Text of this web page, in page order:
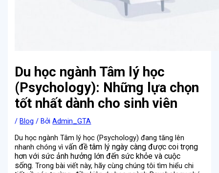
Du học ngành Tâm lý học
(Psychology): Những lựa chọn
tốt nhất dành cho sinh viên
/Blog / BởiAdmin_GTA
Du học ngành Tâm lý học (Psychology) đang tăng lên
nhanh chóng vì vấn đề tâm lý ngày càng được coi trọng
hơn với sức ảnh hưởng lớn đến sức khỏe và cuộc
sống.Trong bài viết này, hãy cùng chúng tôi tìm hiểu chi